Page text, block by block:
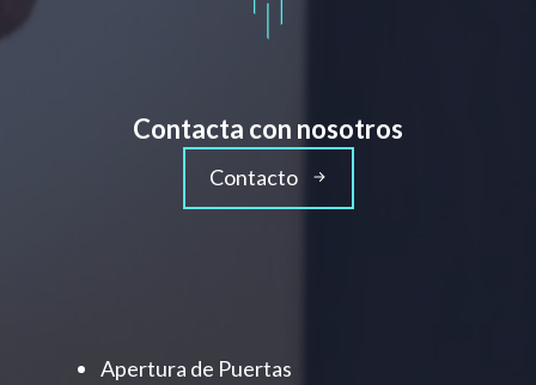
Contacta con nosotros
Contacto
Apertura de Puertas